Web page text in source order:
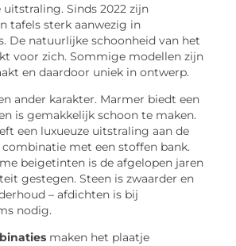
Sinds 2022 zijn
tafels sterk aanwezig in
De natuurlijke schoonheid van het
voor zich. Sommige modellen zijn
en daardoor uniek in ontwerp.
ander karakter. Marmer biedt een
is gemakkelijk schoon te maken.
een luxueuze uitstraling aan de
met een stoffen bank.
beigetinten is de afgelopen jaren
gestegen. Steen is zwaarder en
– afdichten is bij
nodig.
maken het plaatje